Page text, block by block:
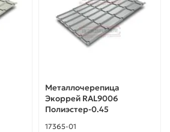
Металлочерепица
Экоррей RAL9006
Полиэстер-0.45
17365-01